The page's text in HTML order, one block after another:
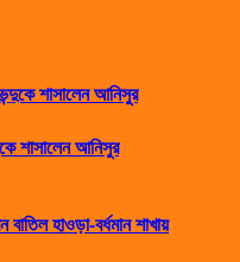
শাসালেন আনিসুর